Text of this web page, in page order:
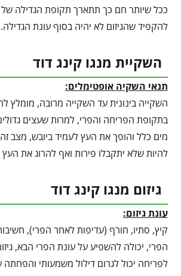
ככל שיותר חם כך תתארך תקופת הגדילה של
להקפיד שהגיזום לא יהיה בסוף עונת הגדילה.
השקיית מנגו קינג דוד
תנאי השקיה אופטימלים:
השקייה בינונית עד השקייה מרובה, מומלץ
בתקופת הפריחה והפרי, למרות שעצים
מים כלל והופך את העץ לעמיד ביובש, מצב זה
להיות שלא יתקבלו פירות ואף להרוג את העץ
גיזום מנגו קינג דוד
עונת גיזום:
קיץ, סתיו, חורף (עדיפות לאחר הפרי),
הפרי, יכולה להשפיע על עונת הפרי הבא,
לפריחה יכול לגרום דילול משמעותי